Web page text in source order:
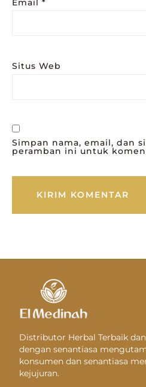
Email *
Situs Web
Simpan nama, email, dan
peramban ini untuk
Distributor Herbal Terbaik
dengan senantiasa
konsumen dan senantiasa
kejujuran.